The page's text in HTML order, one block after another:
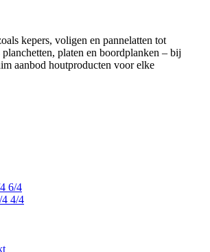
kepers, voligen en pannelatten tot
platen en boordplanken – bij
aanbod houtproducten voor elke
6/4
4 4/4